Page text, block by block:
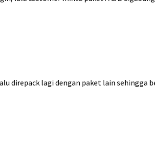
direpack lagi dengan paket lain sehingga